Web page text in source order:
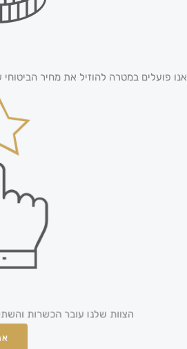
אנו פועלים במטרה להוזיל את מחיר
הצוות שלנו עובר הכשרות